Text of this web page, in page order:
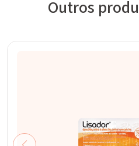
Outros